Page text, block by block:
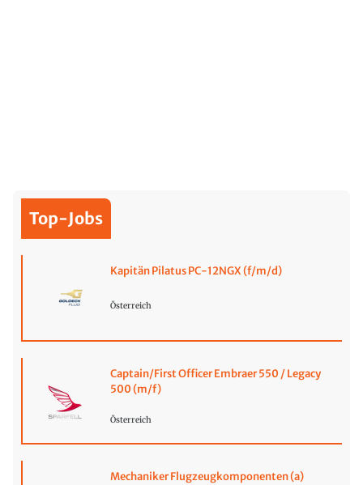
Top-Jobs
Kapitän Pilatus PC-12NGX (f/m/d)
Österreich
Captain/First Officer Embraer 550 / Legacy
500 (m/f)
Österreich
Mechaniker Flugzeugkomponenten (a)